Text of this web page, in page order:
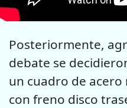
Posteriormente,
debate se
un cuadro de
con freno disco